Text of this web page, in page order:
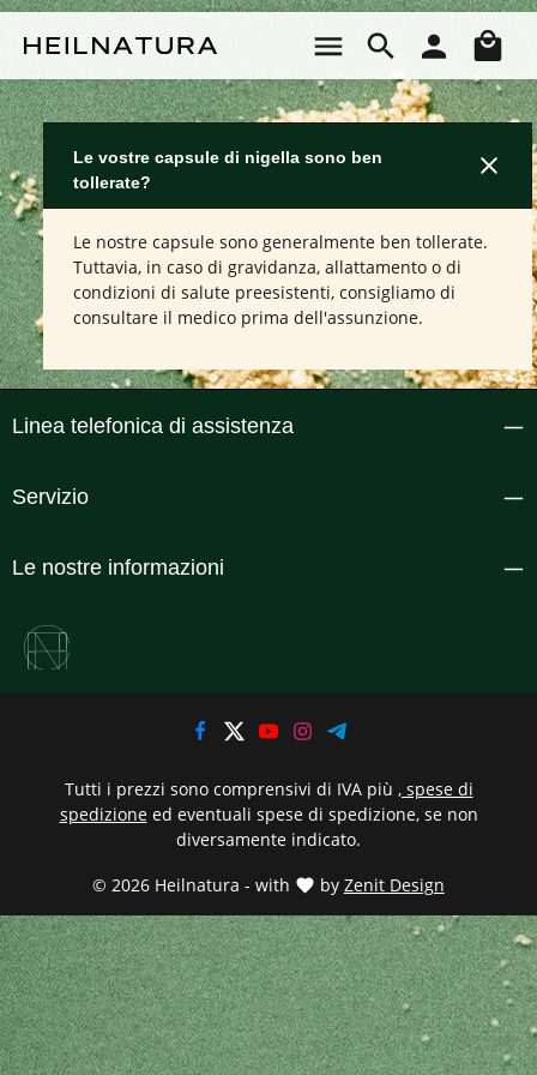
Il
Le vostre capsule di nigella sono ben
tollerate?
Le nostre capsule sono generalmente ben tollerate.
Tuttavia, in caso di gravidanza, allattamento o di
condizioni di salute preesistenti, consigliamo di
consultare il medico prima dell'assunzione.
Linea telefonica di assistenza
Servizio
Le nostre informazioni
© 2026 Heilnatura - with by Zenit Design
Tutti i prezzi sono comprensivi di IVA più , spese di
spedizioneed eventuali spese di spedizione, se non
diversamente indicato.